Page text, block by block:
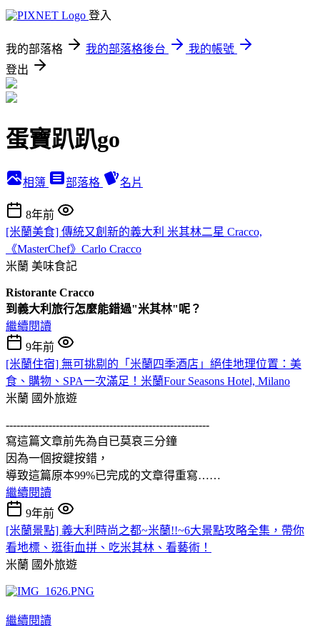
登入
我的部落格 我的部落格後台
我的帳號
登出
蛋寶趴趴go
相簿 部落格 名片
8年前
[米蘭美食] 傳統又創新的義大利 米其林二星 Cracco,
《MasterChef》Carlo Cracco
米蘭 美味食記
Ristorante Cracco
到義大利旅行怎麼能錯過"米其林"呢？
繼續閱讀
9年前
[米蘭住宿] 無可挑剔的「米蘭四季酒店」絕佳地理位置：美
食、購物、SPA一次滿足！米蘭Four Seasons Hotel, Milano
米蘭 國外旅遊
---------------------------------------------------------
寫這篇文章前先為自已莫哀三分鐘
因為一個按鍵按錯，
導致這篇原本99%已完成的文章得重寫……
繼續閱讀
9年前
[米蘭景點] 義大利時尚之都~米蘭!!~6大景點攻略全集，帶你
看地標、逛街血拼、吃米其林、看藝術！
米蘭 國外旅遊
繼續閱讀